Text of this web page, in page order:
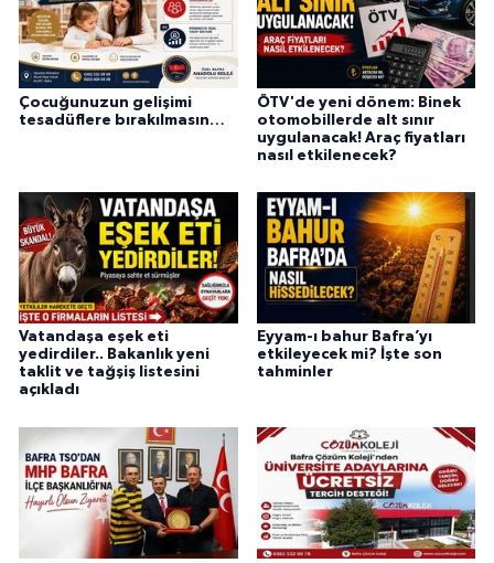
Çocuğunuzun gelişimi
tesadüflere bırakılmasın…
ÖTV'de yeni dönem: Binek
otomobillerde alt sınır
uygulanacak! Araç fiyatları
nasıl etkilenecek?
Vatandaşa eşek eti
yedirdiler.. Bakanlık yeni
taklit ve tağşiş listesini
açıkladı
Eyyam-ı bahur Bafra’yı
etkileyecek mi? İşte son
tahminler